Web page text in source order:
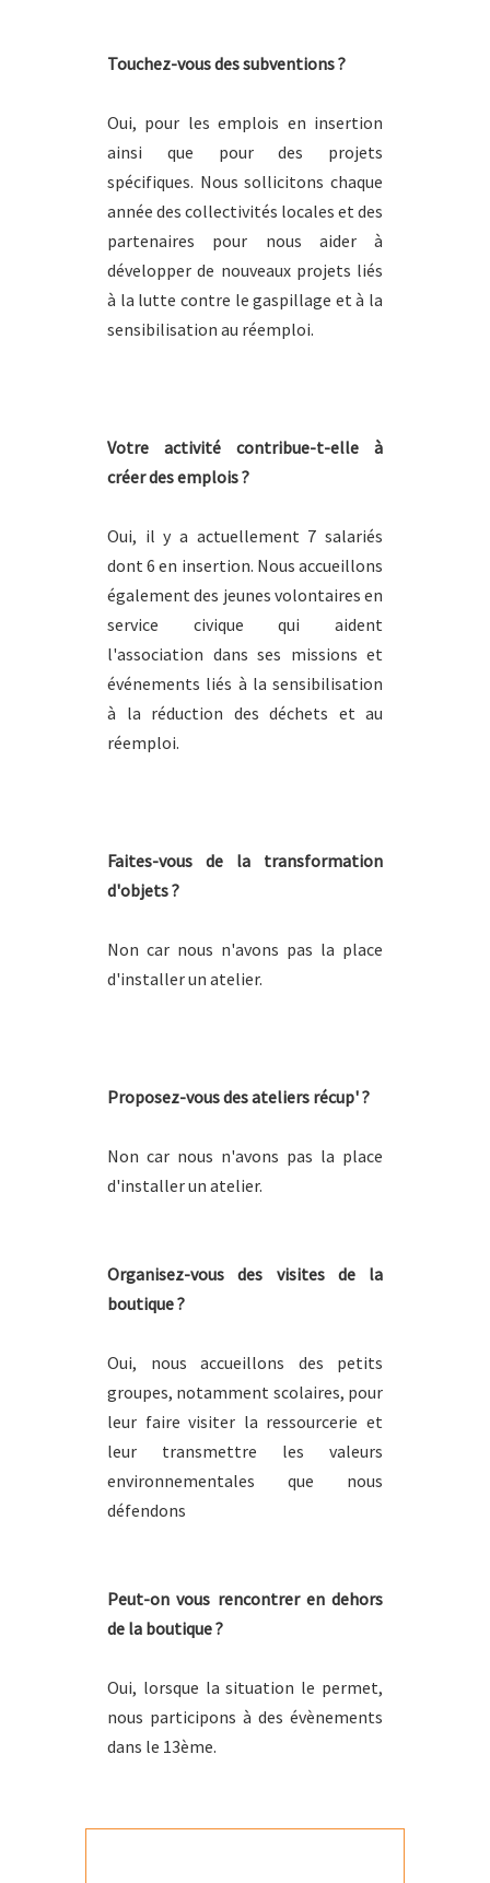
Touchez-vous des subventions ?
Oui, pour les emplois en insertion
ainsi que pour des projets
spécifiques. Nous sollicitons chaque
année des collectivités locales et des
partenaires pour nous aider à
développer de nouveaux projets liés
à la lutte contre le gaspillage et à la
sensibilisation au réemploi.
Votre activité contribue-t-elle à
créer des emplois ?
Oui, il y a actuellement 7 salariés
dont 6 en insertion. Nous accueillons
également des jeunes volontaires en
service civique qui aident
l'association dans ses missions et
événements liés à la sensibilisation
à la réduction des déchets et au
réemploi.
Faites-vous de la transformation
d'objets ?
Non car nous n'avons pas la place
d'installer un atelier.
Proposez-vous des ateliers récup' ?
Non car nous n'avons pas la place
d'installer un atelier.
Organisez-vous des visites de la
boutique ?
Oui, nous accueillons des petits
groupes, notamment scolaires, pour
leur faire visiter la ressourcerie et
leur transmettre les valeurs
environnementales que nous
défendons
Peut-on vous rencontrer en dehors
de la boutique ?
Oui, lorsque la situation le permet,
nous participons à des évènements
dans le 13ème.